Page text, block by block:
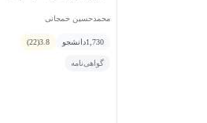
محمدحسین خمجانی
1,730دانشجو 3.8
(22)
گواهی‌نامه